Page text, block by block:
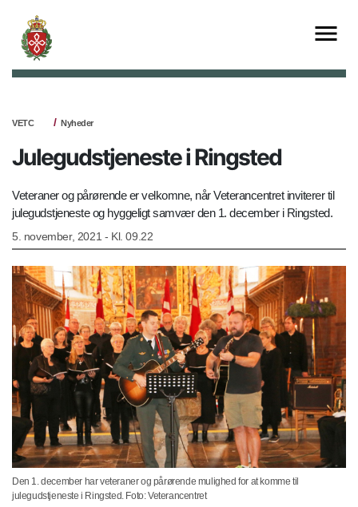
VETC Nyheder
Julegudstjeneste i Ringsted
Veteraner og pårørende er velkomne, når Veterancentret inviterer til
julegudstjeneste og hyggeligt samvær den 1. december i Ringsted.
5. november, 2021 - Kl. 09.22
Den 1. december har veteraner og pårørende mulighed for at komme til
julegudstjeneste i Ringsted. Foto: Veterancentret